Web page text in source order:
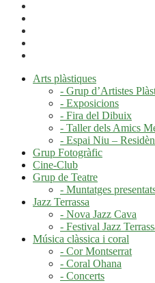
Arts plàstiques
- Grup d’Artistes
- Exposicions
- Fira del Dibuix
- Taller dels Amics
- Espai Niu –
Grup Fotogràfic
Cine-Club
Grup de Teatre
- Muntatges
Jazz Terrassa
- Nova Jazz Cava
- Festival Jazz
Música clàssica i coral
- Cor Montserrat
- Coral Ohana
- Concerts